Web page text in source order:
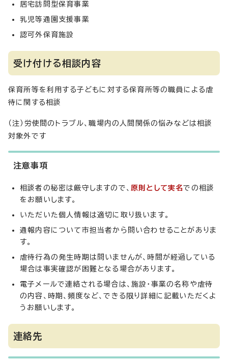
居宅訪問型保育事業
乳児等通園支援事業
認可外保育施設
受け付ける相談内容
保育所等を利用する子どもに対する保育所等の職員による虐
待に関する相談
（注）労使間のトラブル、職場内の人間関係の悩みなどは相談
対象外です
注意事項
相談者の秘密は厳守しますので、 原則として実名での相談
をお願いします。
いただいた個人情報は適切に取り扱います。
通報内容について市担当者から問い合わせることがありま
す。
虐待行為の発生時期は問いませんが、時間が経過している
場合は事実確認が困難となる場合があります。
電子メールで連絡される場合は、施設・事業の名称や虐待
の内容、時期、頻度など、できる限り詳細に記載いただくよ
うお願いします。
連絡先